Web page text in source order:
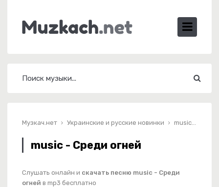
Музкач.нет Украинские и русские новинки music - Среди огней
music - Среди огней
Слушать онлайн и скачать песню music - Среди
огней в mp3 бесплатно